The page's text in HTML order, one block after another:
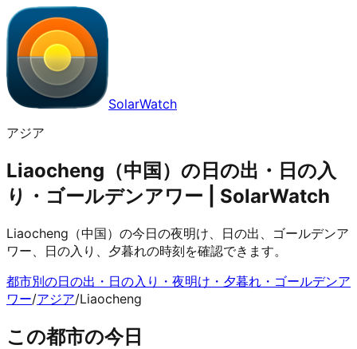
SolarWatch
アジア
Liaocheng（中国）の日の出・日の入
り・ゴールデンアワー | SolarWatch
Liaocheng（中国）の今日の夜明け、日の出、ゴールデンア
ワー、日の入り、夕暮れの時刻を確認できます。
都市別の日の出・日の入り・夜明け・夕暮れ・ゴールデンア
ワー/アジア/Liaocheng
この都市の今日